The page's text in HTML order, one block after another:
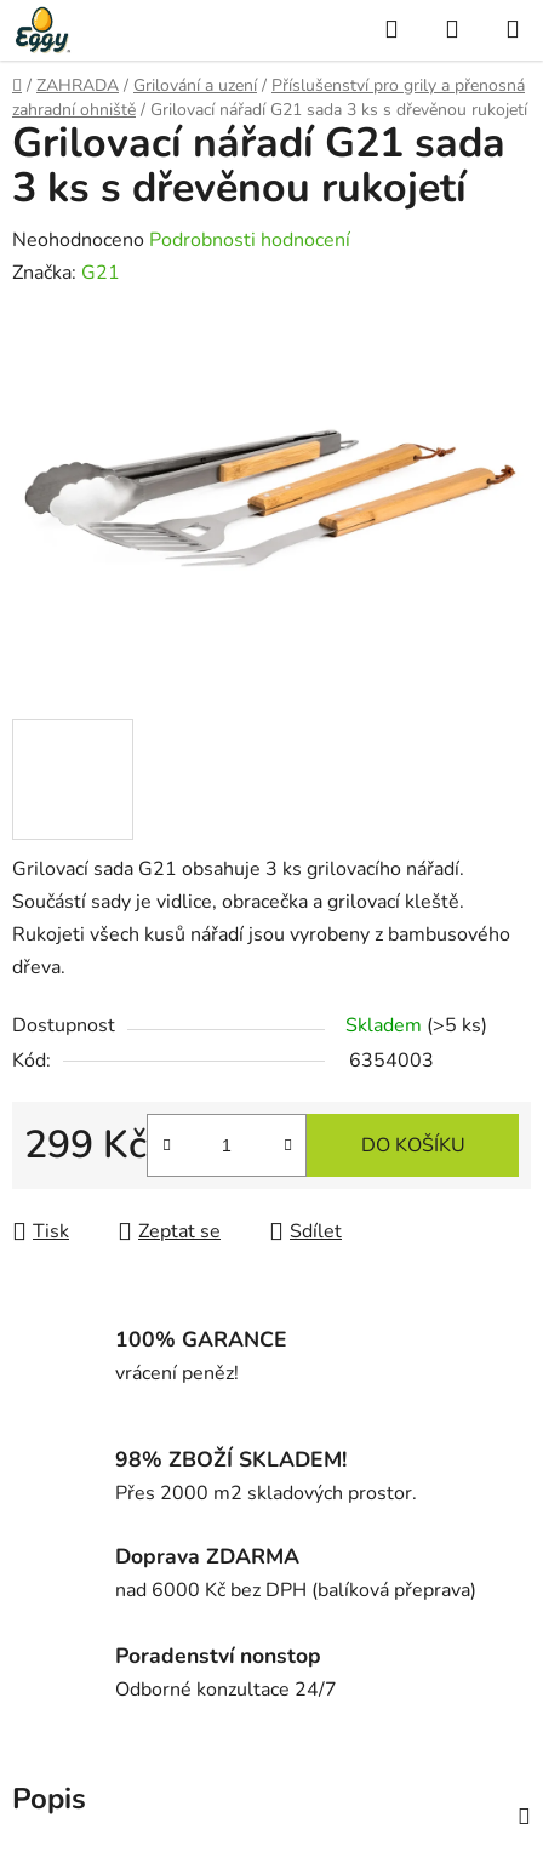
Přejít
na
obsah
Hledat
KOŠÍK
Domů
/ ZAHRADA / Grilování a uzení / Příslušenství pro grily a přenosná
zahradní ohniště / Grilovací nářadí G21 sada 3 ks s dřevěnou rukojetí
Grilovací sada G21 obsahuje 3 ks grilovacího nářadí.
Součástí sady je vidlice, obracečka a grilovací kleště.
Rukojeti všech kusů nářadí jsou vyrobeny z bambusového
dřeva.
Dostupnost Skladem (>5 ks)
Kód:
6354003
299 Kč DO KOŠÍKU
Tisk Zeptat se Sdílet
Grilovací nářadí G21 sada
3 ks s dřevěnou rukojetí
Průměrné
hodnocení
hvězdiček.
Neohodnoceno Podrobnosti hodnocení
Značka: G21
100% GARANCE
vrácení peněz!
98% ZBOŽÍ SKLADEM!
Přes 2000 m2 skladových prostor.
Doprava ZDARMA
nad 6000 Kč bez DPH (balíková přeprava)
Poradenství nonstop
Odborné konzultace 24/7
Popis